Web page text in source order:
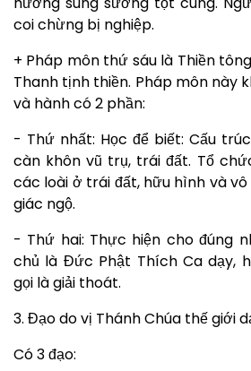
coi chừng bị nghiệp.
+ Pháp môn thứ sáu là Thiền
Thanh tịnh thiền. Pháp môn này
và hành có 2 phần:
- Thứ nhất: Học để biết: Cấu
càn khôn vũ trụ, trái đất. Tổ
các loài ở trái đất, hữu hình và vô
giác ngộ.
- Thứ hai: Thực hiện cho đúng
chủ là Đức Phật Thích Ca dạy,
gọi là giải thoát.
3. Đạo do vị Thánh Chúa thế giới
Có 3 đạo: